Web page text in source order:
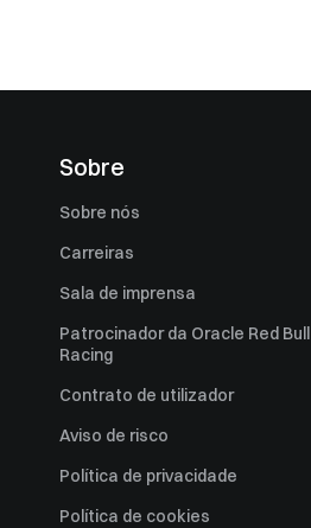
Sobre
Sobre nós
Carreiras
Sala de imprensa
Patrocinador da Oracle Red Bull
Racing
Contrato de utilizador
Aviso de risco
Política de privacidade
Política de cookies